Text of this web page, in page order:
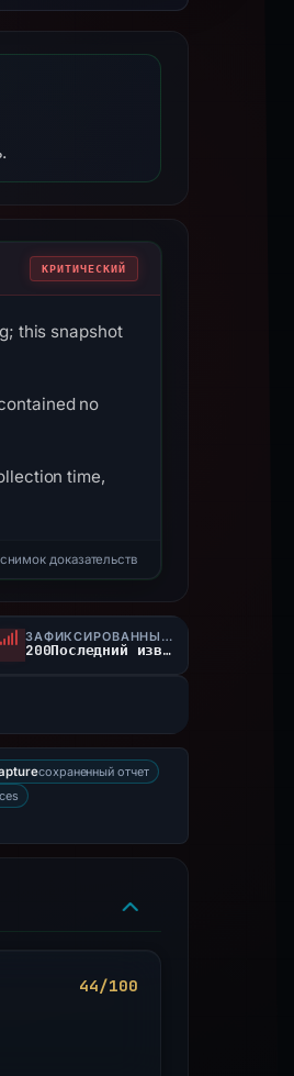
КРИТИЧЕСКИЙ
this snapshot
no
time,
доказательств
ЗАФИКСИРОВАННЫЙ СТАТУС
200Последний известный активный
сохраненный отчет
44/100